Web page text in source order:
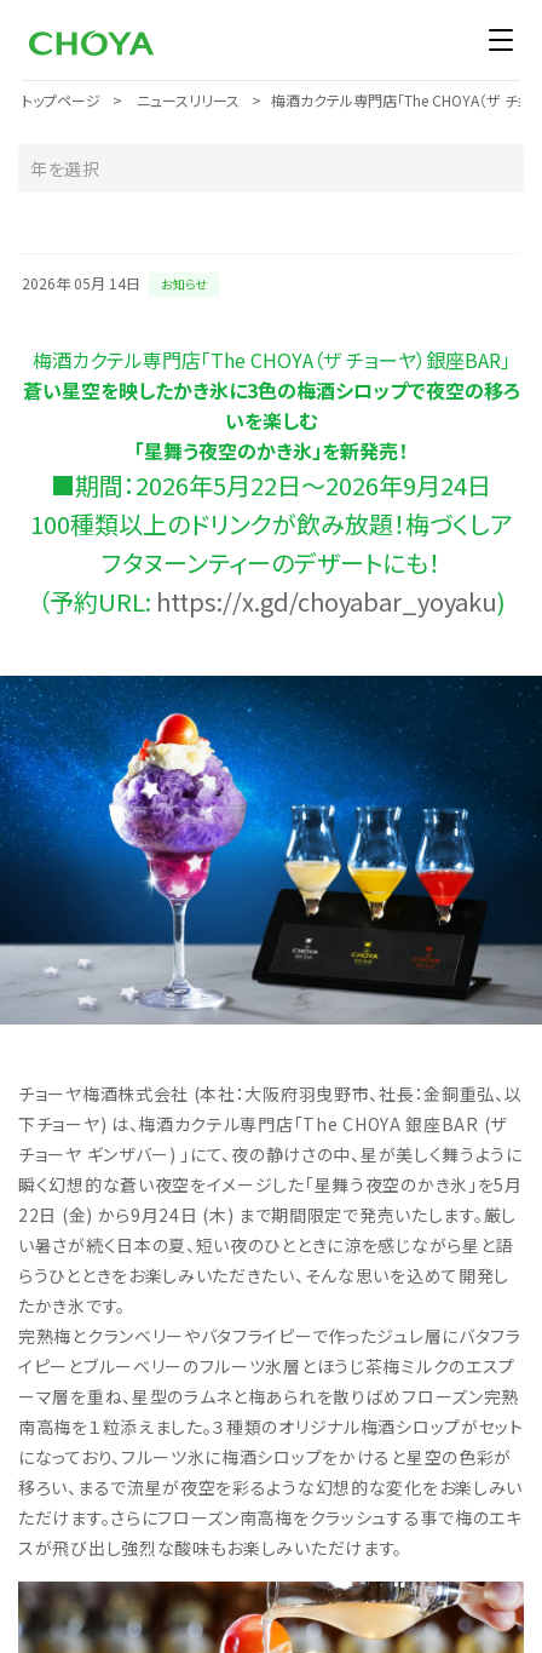
トップページ ニュースリリース 梅酒カクテル専門店「The CHOYA（ザ チ
2026年 05月 14日 お知らせ
梅酒カクテル専門店「The CHOYA（ザ チョーヤ）銀座BAR」
蒼い星空を映したかき氷に3色の梅酒シロップで夜空の移ろ
いを楽しむ
「星舞う夜空のかき氷」を新発売！
■期間：2026年5月22日～2026年9月24日
100種類以上のドリンクが飲み放題！梅づくしア
フタヌーンティーのデザートにも！
（予約URL: https://x.gd/choyabar_yoyaku)
チョーヤ梅酒株式会社 (本社：大阪府羽曳野市、社長：金銅重弘、以
下チョーヤ) は、梅酒カクテル専門店「The CHOYA 銀座BAR (ザ
チョーヤ ギンザバー) 」にて、夜の静けさの中、星が美しく舞うように
瞬く幻想的な蒼い夜空をイメージした「星舞う夜空のかき氷」を5月
22日 (金) から9月24日 (木) まで期間限定で発売いたします。厳し
い暑さが続く日本の夏、短い夜のひとときに涼を感じながら星と語
らうひとときをお楽しみいただきたい、そんな思いを込めて開発し
たかき氷です。
完熟梅とクランベリーやバタフライピーで作ったジュレ層にバタフラ
イピーとブルーベリーのフルーツ氷層とほうじ茶梅ミルクのエスプ
ーマ層を重ね、星型のラムネと梅あられを散りばめフローズン完熟
南高梅を１粒添えました。３種類のオリジナル梅酒シロップがセット
になっており、フルーツ氷に梅酒シロップをかけると星空の色彩が
移ろい、まるで流星が夜空を彩るような幻想的な変化をお楽しみい
ただけます。さらにフローズン南高梅をクラッシュする事で梅のエキ
スが飛び出し強烈な酸味もお楽しみいただけます。